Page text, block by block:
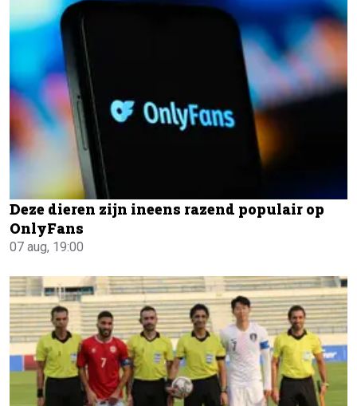
Deze dieren zijn ineens razend populair op
OnlyFans
07 aug, 19:00